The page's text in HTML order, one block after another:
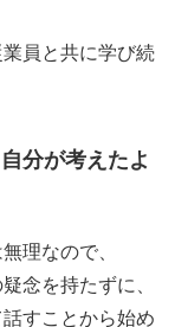
員と共に学び続
分が考えたよ
理なので、
念を持たずに、
すことから始め